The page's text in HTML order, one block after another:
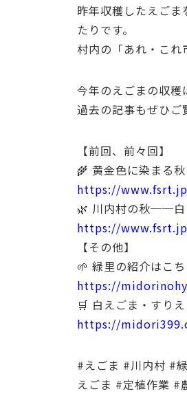
昨年収穫したえご
たりです。
村内の「あれ・これ
今年のえごまの収穫
過去の記事もぜひご
【前回、前々回】
🌾 黄金色に染まる
https://
🌿 川内村の秋──白
https://
【その他】
🌱 緑里の紹介はこち
https://
🛒 白えごま・すり
https://
#えごま #川内村 #
えごま #定植作業 #